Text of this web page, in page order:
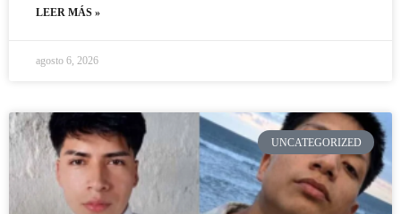
LEER MÁS »
agosto 6, 2026
UNCATEGORIZED